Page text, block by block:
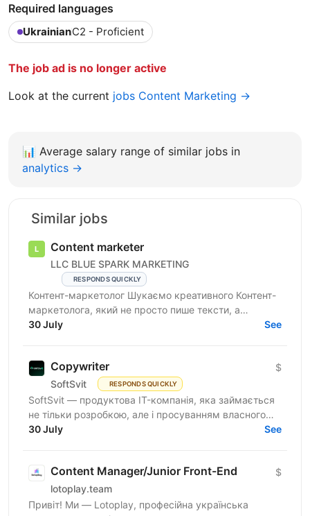
Required languages
UkrainianC2 - Proficient
The job ad is no longer active
Look at the current jobs Content Marketing →
📊 Average salary range of similar jobs in
analytics →
Similar jobs
Content marketer
LLC BLUE SPARK MARKETING
RESPONDS QUICKLY
Контент-маркетолог Шукаємо креативного Контент-
маркетолога, який не просто пише тексти, а
створює контент, що чіпляє, продає та приносить
30 July See
Copywriter
SoftSvit RESPONDS QUICKLY
$
SoftSvit — продуктова IT-компанія, яка займається
не тільки розробкою, але і просуванням власного
продукту. Зараз ми шукаємо у свою команду...
30 July See
Content Manager/Junior Front-End
lotoplay.team
$
Привіт! Ми — Lotoplay, професійна українська